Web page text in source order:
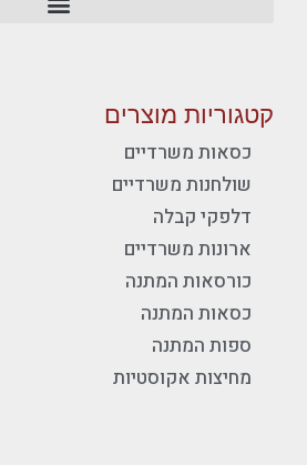
קטגוריות מוצרים
כסאות משרדיים
שולחנות משרדיים
דלפקי קבלה
ארונות משרדיים
כורסאות המתנה
כסאות המתנה
ספות המתנה
מחיצות אקוסטיות